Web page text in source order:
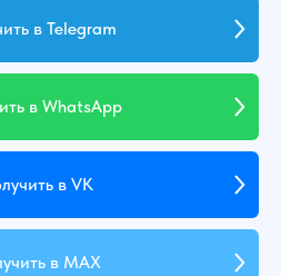
в Telegram
в WhatsApp
в VK
в MAX